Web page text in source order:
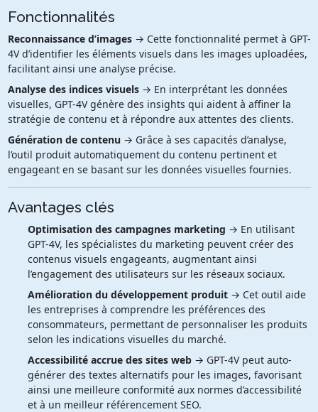
Fonctionnalités
Reconnaissance d’images→ Cette fonctionnalité permet à GPT-
4V d’identifier les éléments visuels dans les images uploadées,
facilitant ainsi une analyse précise.
Analyse des indices visuels→ En interprétant les données
visuelles, GPT-4V génère des insights qui aident à affiner la
stratégie de contenu et à répondre aux attentes des clients.
Génération de contenu→ Grâce à ses capacités d’analyse,
l’outil produit automatiquement du contenu pertinent et
engageant en se basant sur les données visuelles fournies.
Avantages clés
Optimisation des campagnes marketing → En utilisant
GPT-4V, les spécialistes du marketing peuvent créer des
contenus visuels engageants, augmentant ainsi
l’engagement des utilisateurs sur les réseaux sociaux.
Amélioration du développement produit→ Cet outil aide
les entreprises à comprendre les préférences des
consommateurs, permettant de personnaliser les produits
selon les indications visuelles du marché.
Accessibilité accrue des sites web→ GPT-4V peut auto-
générer des textes alternatifs pour les images, favorisant
ainsi une meilleure conformité aux normes d’accessibilité
et à un meilleur référencement SEO.